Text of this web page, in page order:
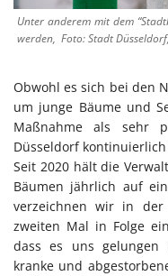
Unter anderem mit dem
werden, Foto: Stadt
Obwohl es sich bei den
um junge Bäume und
Maßnahme als sehr
Düsseldorf
Seit 2020 hält die
Bäumen jährlich auf
verzeichnen wir in der
zweiten Mal in Folge
dass es uns
kranke und